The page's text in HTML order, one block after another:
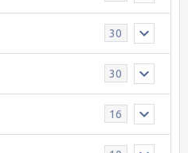
30
30
16